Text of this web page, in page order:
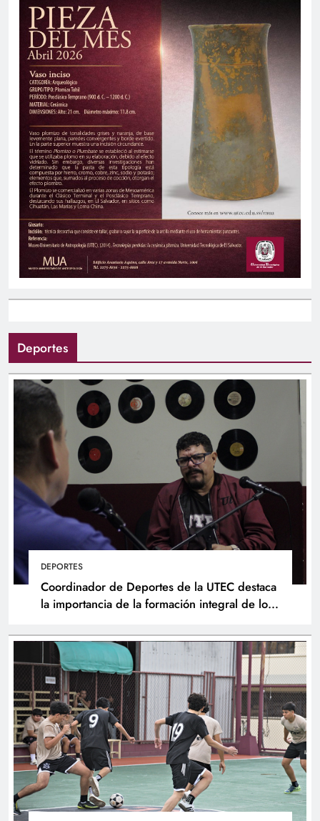
Deportes
DEPORTES
Coordinador de Deportes de la UTEC destaca
la importancia de la formación integral de los